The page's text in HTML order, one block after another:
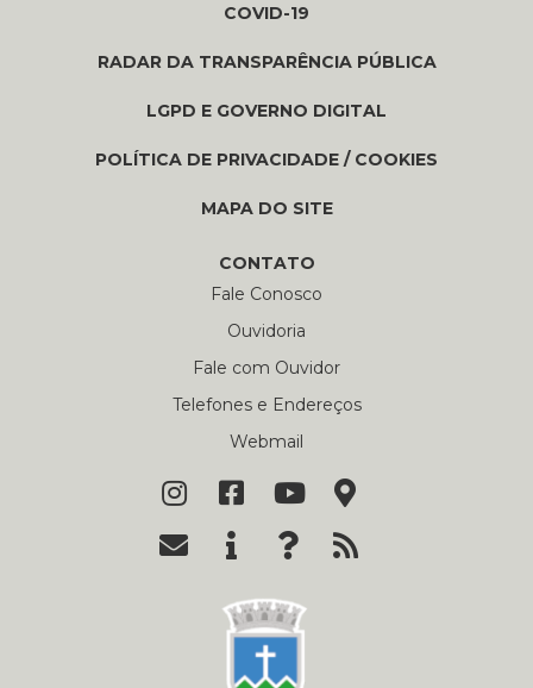
COVID-19
RADAR DA TRANSPARÊNCIA PÚBLICA
LGPD E GOVERNO DIGITAL
POLÍTICA DE PRIVACIDADE / COOKIES
MAPA DO SITE
CONTATO
Fale Conosco
Ouvidoria
Fale com Ouvidor
Telefones e Endereços
Webmail